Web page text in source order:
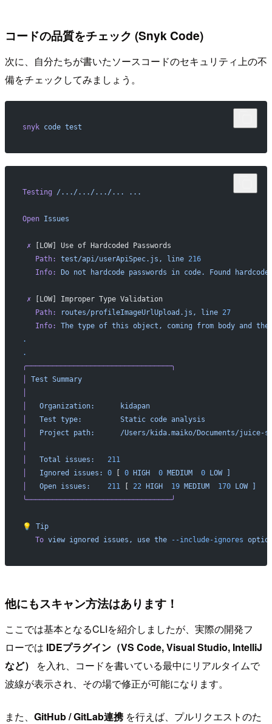
コードの品質をチェック (Snyk Code)
次に、自分たちが書いたソースコードのセキュリティ上の不
備をチェックしてみましょう。
snyk code test
Testing /.../.../.../... ...
Open Issues
✗ [LOW] Use of Hardcoded Passwords
   Path:
test/api/userApiSpec.js, line 216
   Info:
Do not hardcode passwords in code. Found
✗ [LOW] Improper Type Validation
   Path:
routes/profileImageUrlUpload.js, line 27
   Info:
The type of this object, coming from body and the
.
.
╭──────────────────────────────────╮
Test Summary
   Organization:
      kidapan
   Test
type:
         Static
code analysis
   Project
path:
/Users/kida.maiko/Documents/juice-
   Total
issues:
   211
   Ignored
issues: 0 [ 0 HIGH
  0
MEDIUM
  0
LOW ]
   Open
issues:
    211
[ 22 HIGH
  19
MEDIUM
  170
LOW ]
╰──────────────────────────────────╯
💡
Tip
   To
view ignored issues, use the --include-ignores
他にもスキャン方法はあります！
ここでは基本となるCLIを紹介しましたが、実際の開発フ
ローでは IDEプラグイン（VS Code, Visual Studio, IntelliJ
など）
を入れ、コードを書いている最中にリアルタイムで
波線が表示され、その場で修正が可能になります。
また、 GitHub / GitLab連携を行えば、プルリクエストのた